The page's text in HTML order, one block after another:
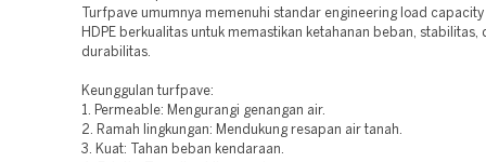
Turfpave umumnya memenuhi standar engineering load
HDPE berkualitas untuk memastikan ketahanan beban, stabilitas,
durabilitas.
Keunggulan turfpave:
1. Permeable: Mengurangi genangan air.
2. Ramah lingkungan: Mendukung resapan air tanah.
3. Kuat: Tahan beban kendaraan.